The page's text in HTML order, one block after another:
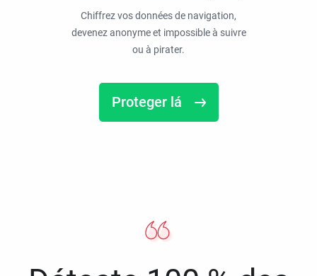
Chiffrez vos données de navigation,
devenez anonyme et impossible à suivre
ou à pirater.
Proteger lá